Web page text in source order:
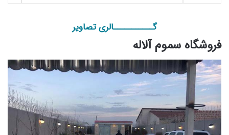
گـــــــــــالری تصاویر
فروشگاه سموم آلاله